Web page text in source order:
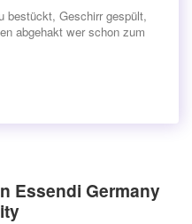
bestückt, Geschirr gespült,
abgehakt wer schon zum
Essendi Germany